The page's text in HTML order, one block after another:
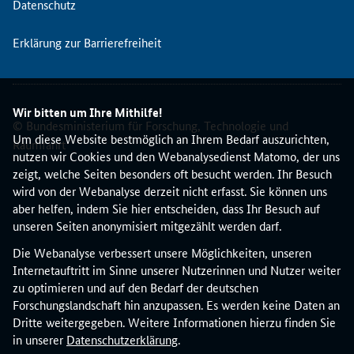
Wir bitten um Ihre Mithilfe!
Um diese Website bestmöglich an Ihrem Bedarf auszurichten,
nutzen wir Cookies und den Webanalysedienst Matomo, der uns
zeigt, welche Seiten besonders oft besucht werden. Ihr Besuch
wird von der Webanalyse derzeit nicht erfasst. Sie können uns
aber helfen, indem Sie hier entscheiden, dass Ihr Besuch auf
unseren Seiten anonymisiert mitgezählt werden darf.
Die Webanalyse verbessert unsere Möglichkeiten, unseren
Internetauftritt im Sinne unserer Nutzerinnen und Nutzer weiter
zu optimieren und auf den Bedarf der deutschen
Forschungslandschaft hin anzupassen. Es werden keine Daten an
Dritte weitergegeben. Weitere Informationen hierzu finden Sie
in unserer Datenschutzerklärung.
n
E
r
p
a
,
d
e
m
e
r
o
p
ä
i
s
Datenschutz
Erklärung zur Barrierefreiheit
© Bundesministerium für Forschung, Technologie und
Raumfahrt